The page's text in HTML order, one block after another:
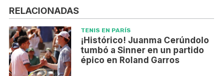
RELACIONADAS
TENIS EN PARÍS
¡Histórico! Juanma Cerúndolo
tumbó a Sinner en un partido
épico en Roland Garros